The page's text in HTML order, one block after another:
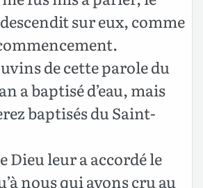
sur eux, comme
de cette parole du
a baptisé d’eau, mais
baptisés du Saint-
Dieu leur a accordé le
nous qui avons cru au